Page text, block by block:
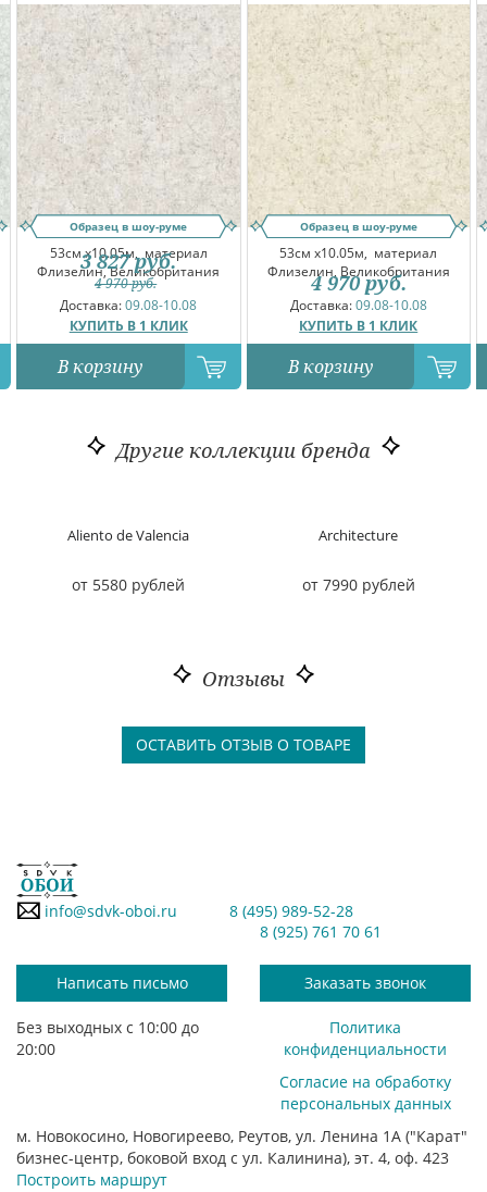
Образец в шоу-руме
53см x10.05м, материал
Флизелин, Великобритания
Доставка:09.08-10.08
КУПИТЬ В 1 КЛИК
4 970руб.
3 827 руб.
В корзину
Образец в шоу-руме
53см x10.05м, материал
Флизелин, Великобритания
Доставка:09.08-10.08
КУПИТЬ В 1 КЛИК
4 970 руб.
В корзину
Другие коллекции бренда
Aliento de Valencia
от 5580 рублей
Architecture
от 7990 рублей
Отзывы
ОСТАВИТЬ ОТЗЫВ О ТОВАРЕ
info@sdvk-oboi.ru
8 (495) 989-52-28
8 (925) 761 70 61
Написать письмо Заказать звонок
Без выходных с 10:00 до
20:00
Политика
конфиденциальности
Согласие на обработку
персональных данных
м. Новокосино, Новогиреево, Реутов, ул. Ленина 1А ("Карат"
бизнес-центр, боковой вход с ул. Калинина), эт. 4, оф. 423
Построить маршрут